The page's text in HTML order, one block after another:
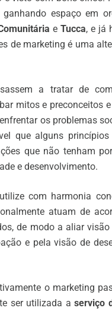
espaço em
eTucca, e já
de marketing é uma
a tratar de
mitos e preconceitos
os problemas
que alguns
que não tenham
e desenvolvimento.
com harmonia
atuam de
de modo a aliar
e pela visão de
o marketing
ser utilizada a serviço